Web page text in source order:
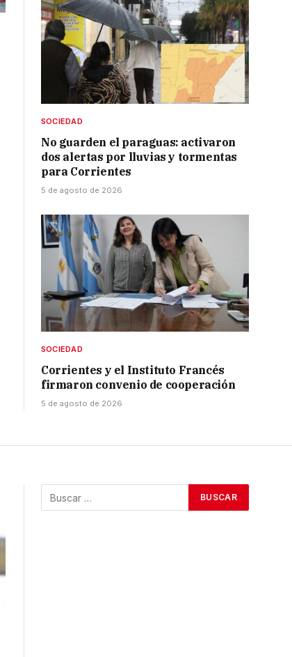
SOCIEDAD
No guarden el paraguas: activaron
dos alertas por lluvias y tormentas
para Corrientes
5 de agosto de 2026
SOCIEDAD
Corrientes y el Instituto Francés
firmaron convenio de cooperación
5 de agosto de 2026